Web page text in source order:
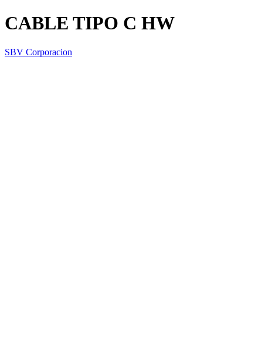
CABLE TIPO C HW
SBV Corporacion